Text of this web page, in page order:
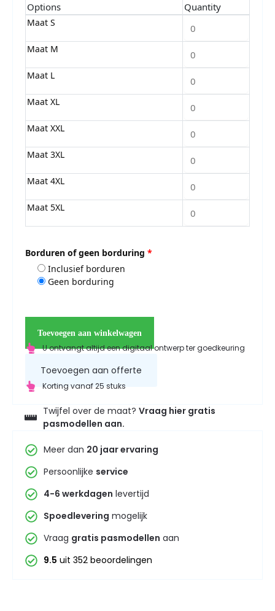
Options Quantity
Maat S
Maat M
Maat L
Maat XL
Maat XXL
Maat 3XL
Maat 4XL
Maat 5XL
Borduren of geen borduring *
Inclusief borduren
Geen borduring
Toevoegen aan winkelwagen
U ontvangt altijd een digitaal ontwerp ter goedkeuring
Toevoegen aan offerte
Korting vanaf 25 stuks
Twijfel over de maat? Vraag hier gratis
pasmodellen aan.
Meer dan 20 jaar ervaring
Persoonlijke service
4-6 werkdagen levertijd
Spoedlevering mogelijk
Vraag gratis pasmodellen aan
9.5 uit 352 beoordelingen